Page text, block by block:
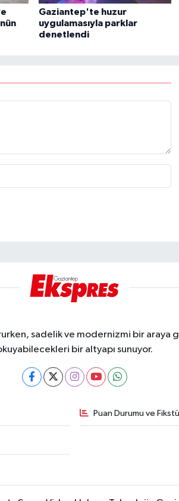
Gaziantep'te huzur
uygulamasıyla parklar
denetlendi
sadelik ve modernizmi bir araya
bir altyapı sunuyor.
Puan Durumu ve